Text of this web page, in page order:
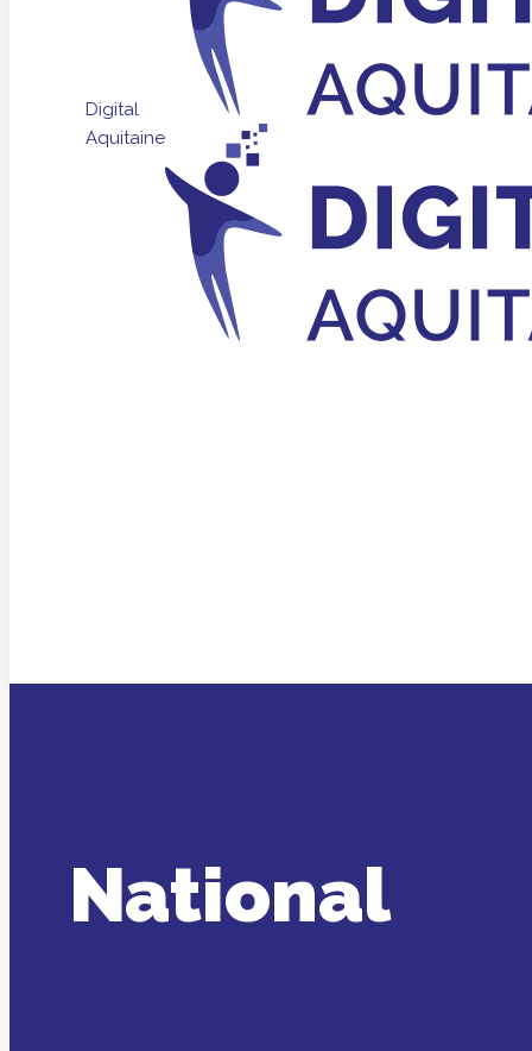
Digital
Aquitaine
National